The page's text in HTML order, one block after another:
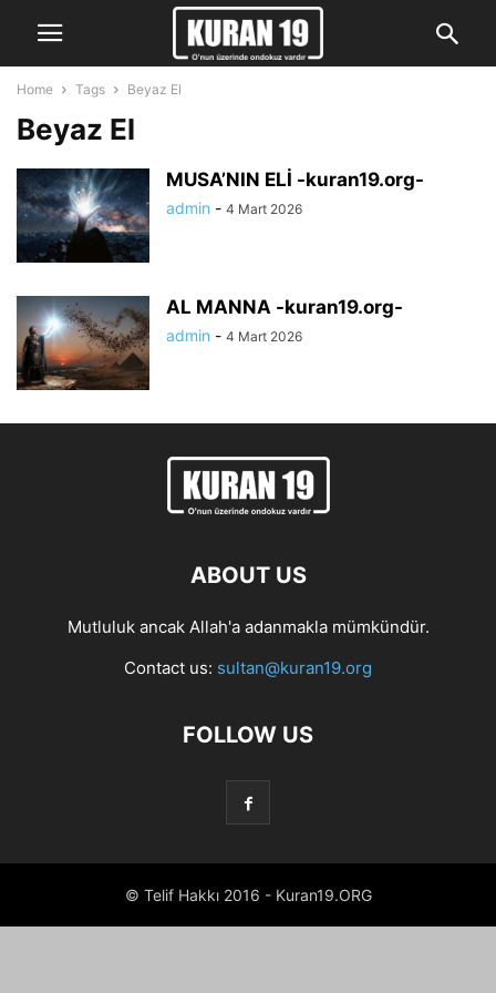
Home Tags Beyaz El
Beyaz El
MUSA’NIN ELİ -kuran19.org-
admin - 4 Mart 2026
AL MANNA -kuran19.org-
admin - 4 Mart 2026
ABOUT US
Mutluluk ancak Allah'a adanmakla mümkündür.
Contact us: sultan@kuran19.org
FOLLOW US
© Telif Hakkı 2016 - Kuran19.ORG